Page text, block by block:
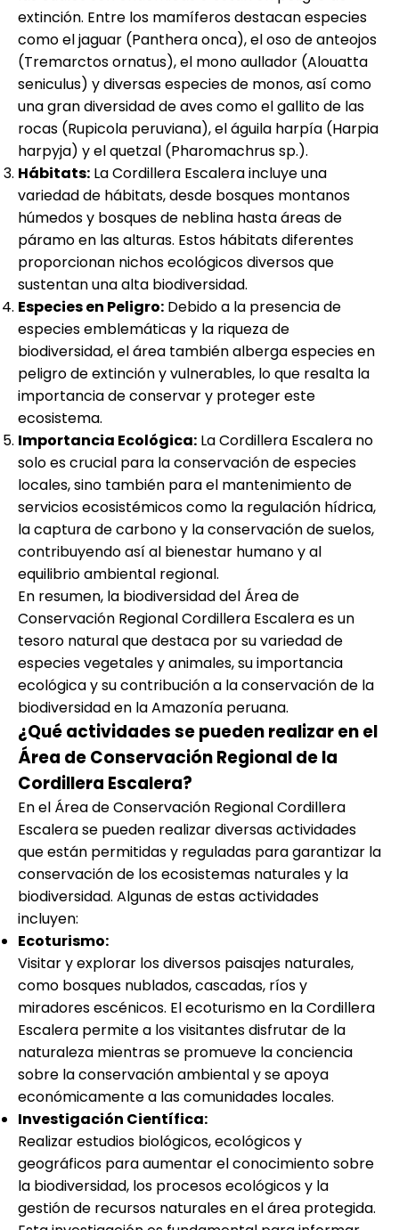
extinción. Entre los mamíferos destacan especies
como el jaguar (Panthera onca), el oso de anteojos
(Tremarctos ornatus), el mono aullador (Alouatta
seniculus) y diversas especies de monos, así como
una gran diversidad de aves como el gallito de las
rocas (Rupicola peruviana), el águila harpía (Harpia
harpyja) y el quetzal (Pharomachrus sp.).
Hábitats: La Cordillera Escalera incluye una
variedad de hábitats, desde bosques montanos
húmedos y bosques de neblina hasta áreas de
páramo en las alturas. Estos hábitats diferentes
proporcionan nichos ecológicos diversos que
sustentan una alta biodiversidad.
Especies en Peligro: Debido a la presencia de
especies emblemáticas y la riqueza de
biodiversidad, el área también alberga especies en
peligro de extinción y vulnerables, lo que resalta la
importancia de conservar y proteger este
ecosistema.
Importancia Ecológica: La Cordillera Escalera no
solo es crucial para la conservación de especies
locales, sino también para el mantenimiento de
servicios ecosistémicos como la regulación hídrica,
la captura de carbono y la conservación de suelos,
contribuyendo así al bienestar humano y al
equilibrio ambiental regional.
En resumen, la biodiversidad del Área de
Conservación Regional Cordillera Escalera es un
tesoro natural que destaca por su variedad de
especies vegetales y animales, su importancia
ecológica y su contribución a la conservación de la
biodiversidad en la Amazonía peruana.
¿Qué actividades se pueden realizar en el
Área de Conservación Regional de la
Cordillera Escalera?
En el Área de Conservación Regional Cordillera
Escalera se pueden realizar diversas actividades
que están permitidas y reguladas para garantizar la
conservación de los ecosistemas naturales y la
biodiversidad. Algunas de estas actividades
incluyen:
Ecoturismo:
Visitar y explorar los diversos paisajes naturales,
como bosques nublados, cascadas, ríos y
miradores escénicos. El ecoturismo en la Cordillera
Escalera permite a los visitantes disfrutar de la
naturaleza mientras se promueve la conciencia
sobre la conservación ambiental y se apoya
económicamente a las comunidades locales.
Investigación Científica:
Realizar estudios biológicos, ecológicos y
geográficos para aumentar el conocimiento sobre
la biodiversidad, los procesos ecológicos y la
gestión de recursos naturales en el área protegida.